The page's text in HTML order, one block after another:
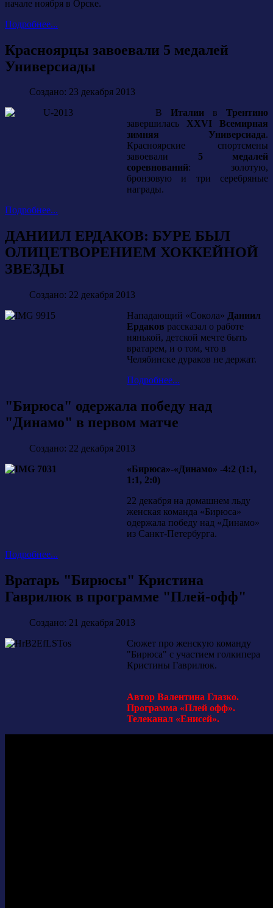
начале ноября в Орске.
Подробнее...
Красноярцы завоевали 5 медалей
Универсиады
Создано: 23 декабря 2013
ВИталии вТрентино
завершилась XXVI Всемирная
зимняя Универсиада.
Красноярские спортсмены
завоевали 5 медалей
соревнований: золотую,
бронзовую и три серебряные
награды.
Подробнее...
ДАНИИЛ ЕРДАКОВ: БУРЕ БЫЛ
ОЛИЦЕТВОРЕНИЕМ ХОККЕЙНОЙ
ЗВЕЗДЫ
Создано: 22 декабря 2013
Нападающий «Сокола» Даниил
Ердаков рассказал о работе
нянькой, детской мечте быть
вратарем, и о том, что в
Челябинске дураков не держат.
Подробнее...
"Бирюса" одержала победу над
"Динамо" в первом матче
Создано: 22 декабря 2013
«Бирюса»-«Динамо» -4:2 (1:1,
1:1, 2:0)
22 декабря на домашнем льду
женская команда «Бирюса»
одержала победу над «Динамо»
из Санкт-Петербурга.
Подробнее...
Вратарь "Бирюсы" Кристина
Гаврилюк в программе "Плей-офф"
Создано: 21 декабря 2013
Сюжет про женскую команду
"Бирюса" с участием голкипера
Кристины Гаврилюк.
Автор Валентина Глазко.
Программа «Плей офф».
Телеканал «Енисей».